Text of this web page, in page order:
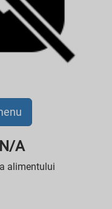
A
alimentului